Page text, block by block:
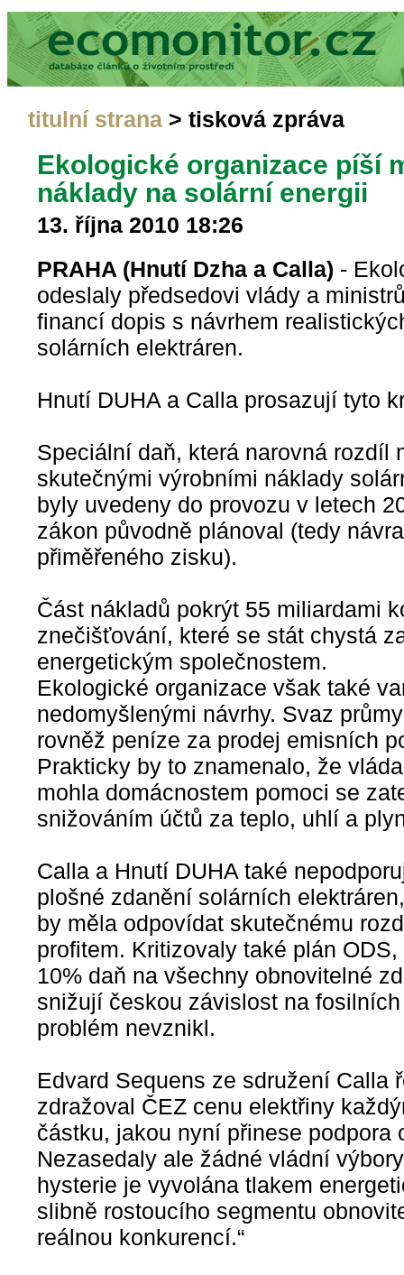
titulní strana > tisková zpráva
Ekologické organizace píší
náklady na solární energii
13. října 2010 18:26
PRAHA (Hnutí Dzha a Calla) -
odeslaly předsedovi vlády a
financí dopis s návrhem
solárních elektráren.
Hnutí DUHA a Calla prosazují tyto
Speciální daň, která narovná rozdíl
skutečnými výrobními náklady
byly uvedeny do provozu v letech
zákon původně plánoval (tedy
přiměřeného zisku).
Část nákladů pokrýt 55 miliardami
znečišťování, které se stát chystá
energetickým společnostem.
Ekologické organizace však také
nedomyšlenými návrhy. Svaz
rovněž peníze za prodej emisních
Prakticky by to znamenalo, že
mohla domácnostem pomoci se
snižováním účtů za teplo, uhlí a
Calla a Hnutí DUHA také
plošné zdanění solárních
by měla odpovídat skutečnému
profitem. Kritizovaly také plán
10% daň na všechny obnovitelné
snižují českou závislost na
problém nevznikl.
Edvard Sequens ze sdružení Calla
zdražoval ČEZ cenu elektřiny
částku, jakou nyní přinese podpora
Nezasedaly ale žádné vládní
hysterie je vyvolána tlakem
slibně rostoucího segmentu
reálnou konkurencí.“